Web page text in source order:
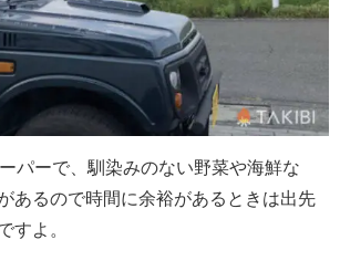
パーで、馴染みのない野菜や海鮮な
あるので時間に余裕があるときは出先
すよ。